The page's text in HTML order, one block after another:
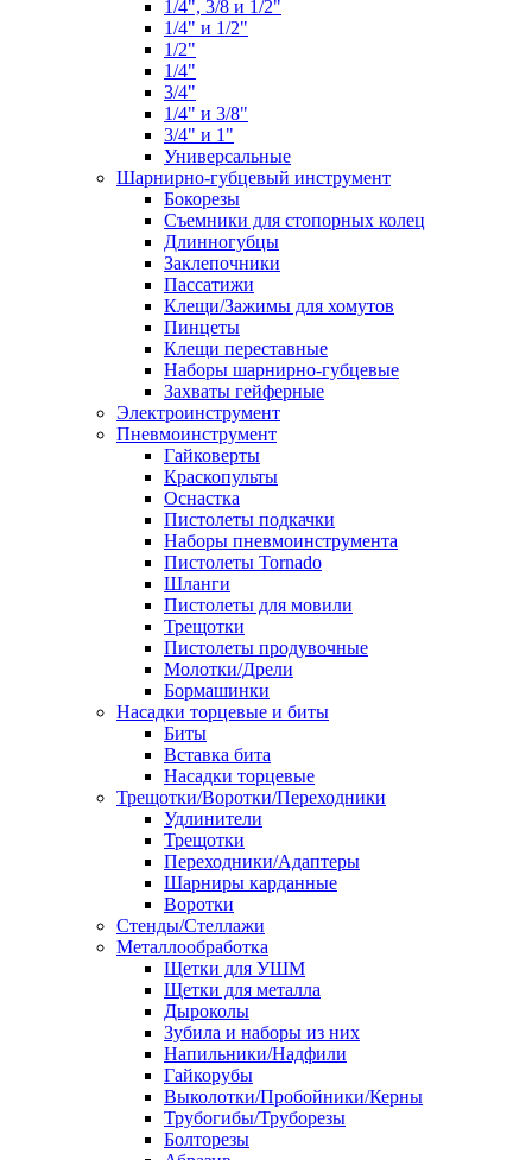
1/4", 3/8 и 1/2"
1/4" и 1/2"
1/2"
1/4"
3/4"
1/4" и 3/8"
3/4" и 1"
Универсальные
Шарнирно-губцевый инструмент
Бокорезы
Съемники для стопорных колец
Длинногубцы
Заклепочники
Пассатижи
Клещи/Зажимы для хомутов
Пинцеты
Клещи переставные
Наборы шарнирно-губцевые
Захваты гейферные
Электроинструмент
Пневмоинструмент
Гайковерты
Краскопульты
Оснастка
Пистолеты подкачки
Наборы пневмоинструмента
Пистолеты Tornado
Шланги
Пистолеты для мовили
Трещотки
Пистолеты продувочные
Молотки/Дрели
Бормашинки
Насадки торцевые и биты
Биты
Вставка бита
Насадки торцевые
Трещотки/Воротки/Переходники
Удлинители
Трещотки
Переходники/Адаптеры
Шарниры карданные
Воротки
Стенды/Стеллажи
Металлообработка
Щетки для УШМ
Щетки для металла
Дыроколы
Зубила и наборы из них
Напильники/Надфили
Гайкорубы
Выколотки/Пробойники/Керны
Трубогибы/Труборезы
Болторезы